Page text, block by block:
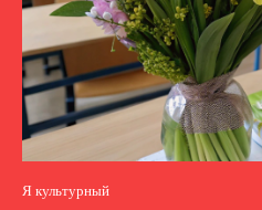
Я культурный